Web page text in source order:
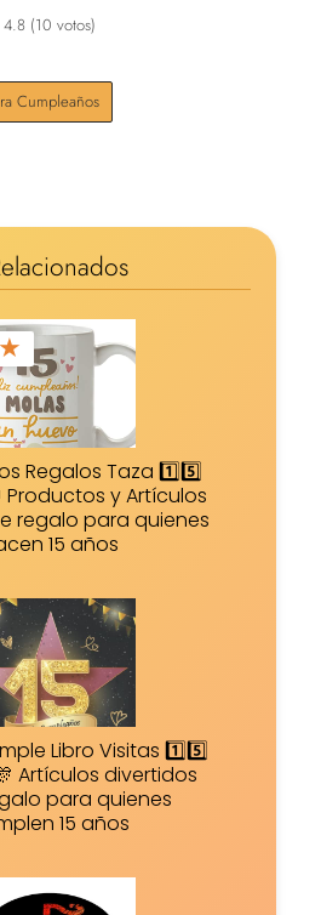
(10 votos)
Cumpleaños
★
Regalos Taza 1️⃣5️⃣
y Artículos
regalo para quienes
15 años
Libro Visitas 1️⃣5️⃣
Artículos divertidos
para quienes
15 años